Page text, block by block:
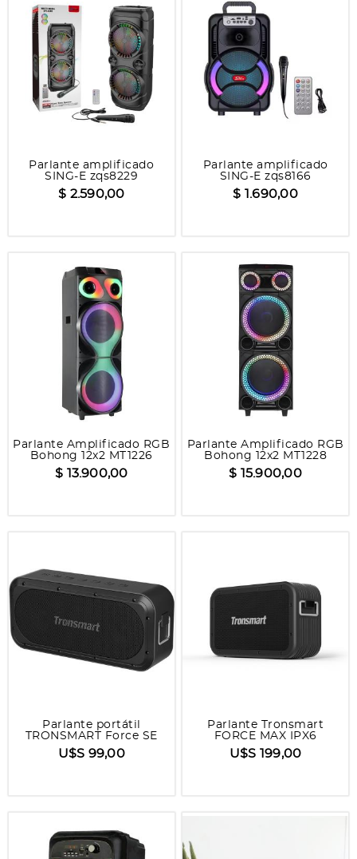
Parlante amplificado
SING-E zqs8229
$ 2.590,00
Parlante amplificado
SING-E zqs8166
$ 1.690,00
Parlante Amplificado RGB
Bohong 12x2 MT1226
$ 13.900,00
Parlante Amplificado RGB
Bohong 12x2 MT1228
$ 15.900,00
Parlante portátil
TRONSMART Force SE
U$S 99,00
Parlante Tronsmart
FORCE MAX IPX6
U$S 199,00